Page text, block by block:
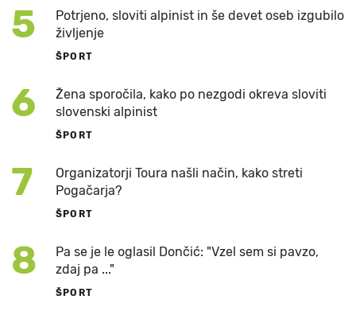
5
Potrjeno, sloviti alpinist in še devet oseb izgubilo
življenje
ŠPORT
6
Žena sporočila, kako po nezgodi okreva sloviti
slovenski alpinist
ŠPORT
7
Organizatorji Toura našli način, kako streti
Pogačarja?
ŠPORT
8
Pa se je le oglasil Dončić: "Vzel sem si pavzo,
zdaj pa ..."
ŠPORT